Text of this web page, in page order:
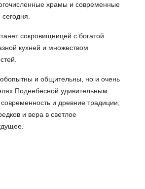
храмы и современные
сокровищницей с богатой
кухней и множеством
и общительны, но и очень
Поднебесной удивительным
и древние традиции,
и вера в светлое